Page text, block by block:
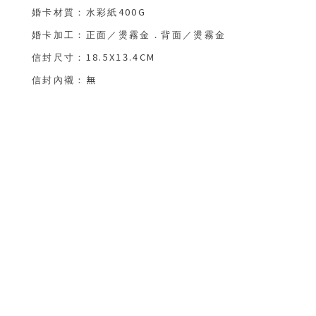
婚卡材質：水彩紙 400G
婚卡加工：正面／燙霧金 ．背面／燙霧金
信封尺寸： 18.5X13.4CM
信封內襯 ： 無